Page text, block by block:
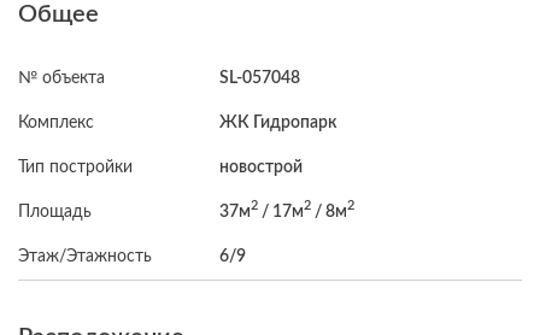
Общее
№ объекта SL-057048
Комплекс ЖК Гидропарк
Тип постройки новострой
Площадь 37м2 / 17м2 / 8м2
Этаж/Этажность 6/9